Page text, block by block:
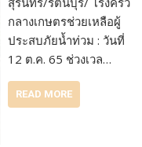
กลางเกษตรช่วยเหลือผู้
ประสบภัยน้ำท่วม : วันที่
12 ต.ค. 65 ช่วงเวล…
READ MORE